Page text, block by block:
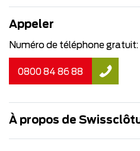
Appeler
Numéro de téléphone gratuit:
0800 84 86 88
À propos de